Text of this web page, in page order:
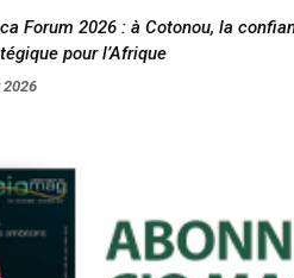
Forum 2026 : à Cotonou, la
pour l’Afrique
2026